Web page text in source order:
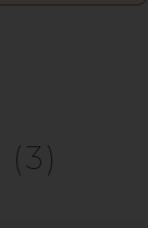
(3)